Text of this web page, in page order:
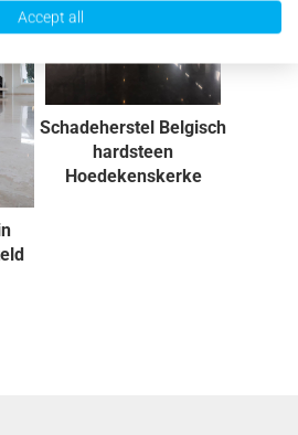
Schadeherstel Belgisch
hardsteen
Hoedekenskerke
Accept all